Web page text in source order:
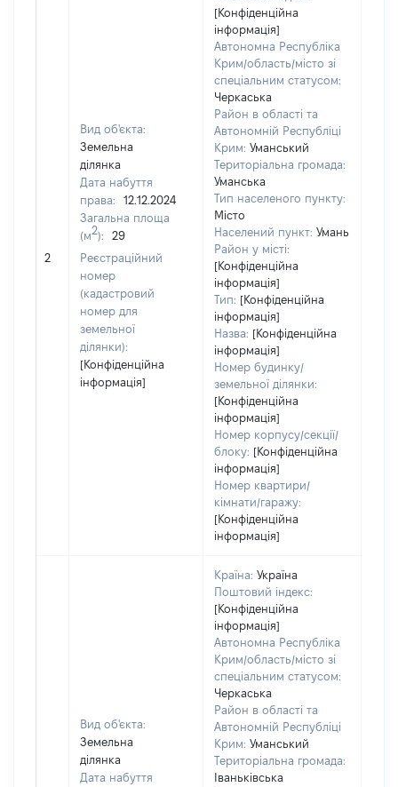
2
Вид об'єкта:
Земельна
ділянка
Дата набуття
права:
12.12.2024
Загальна площа
(м2):
29
Реєстраційний
номер
(кадастровий
номер для
земельної
ділянки):
[Конфіденційна
інформація]
[Конфіденційна
інформація]
Автономна Республіка
Крим/область/місто зі
спеціальним статусом:
Черкаська
Район в області та
Автономній Республіці
Крим: Уманський
Територіальна громада:
Уманська
Тип населеного пункту:
Місто
Населений пункт: Умань
Район у місті:
[Конфіденційна
інформація]
Тип: [Конфіденційна
інформація]
Назва: [Конфіденційна
інформація]
Номер будинку/
земельної ділянки:
[Конфіденційна
інформація]
Номер корпусу/секції/
блоку: [Конфіденційна
інформація]
Номер квартири/
кімнати/гаражу:
[Конфіденційна
інформація]
Вид об'єкта:
Земельна
ділянка
Дата набуття
Країна: Україна
Поштовий індекс:
[Конфіденційна
інформація]
Автономна Республіка
Крим/область/місто зі
спеціальним статусом:
Черкаська
Район в області та
Автономній Республіці
Крим: Уманський
Територіальна громада:
Іваньківська